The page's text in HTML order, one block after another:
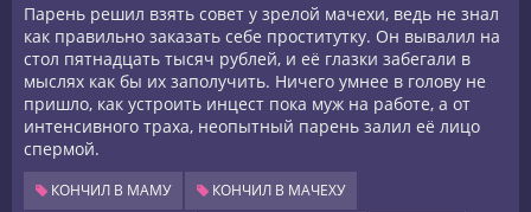
Парень решил взять совет у зрелой мачехи, ведь не знал
как правильно заказать себе проститутку. Он вывалил на
стол пятнадцать тысяч рублей, и её глазки забегали в
мыслях как бы их заполучить. Ничего умнее в голову не
пришло, как устроить инцест пока муж на работе, а от
интенсивного траха, неопытный парень залил её лицо
спермой.
КОНЧИЛ В МАМУ
КОНЧИЛ В МАЧЕХУ